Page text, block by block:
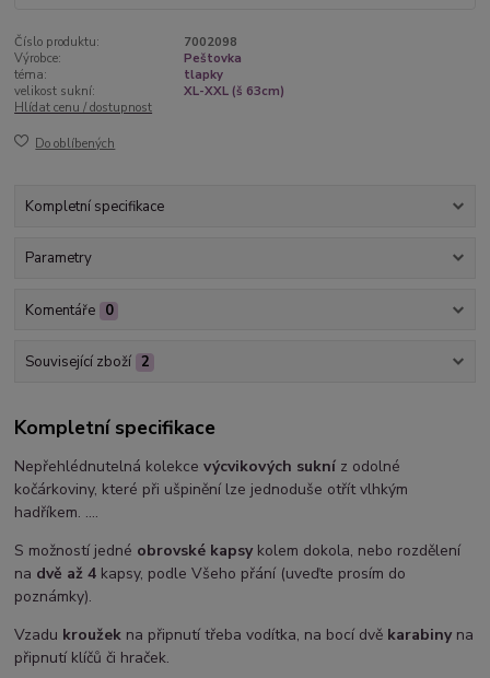
Číslo produktu:
7002098
Výrobce:
Peštovka
téma:
tlapky
velikost sukní:
XL-XXL (š 63cm)
Hlídat cenu / dostupnost
Do oblíbených
Kompletní specifikace
Parametry
Komentáře 0
Související zboží 2
Kompletní specifikace
Nepřehlédnutelná kolekcevýcvikových sukní z odolné
kočárkoviny, které při ušpinění lze jednoduše otřít vlhkým
hadříkem. ....
S možností jedné obrovské kapsykolem dokola, nebo rozdělení
na dvě až 4 kapsy, podle Všeho přání (uveďte prosím do
poznámky).
Vzadu kroužek na připnutí třeba vodítka, na bocí dvě karabinyna
připnutí klíčů či hraček.